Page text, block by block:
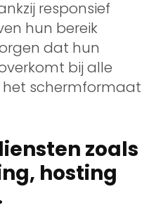
responsief
hun bereik
dat hun
bij alle
schermformaat
zoals
hosting